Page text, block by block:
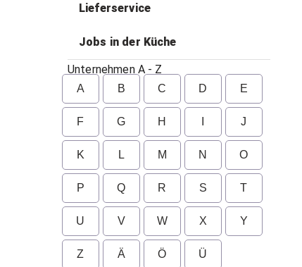
Lieferservice
Jobs in der Küche
Unternehmen A - Z
A B C D E
F G H J
K L M N O
P Q R S T
U V W X Y
Z Ä Ö Ü